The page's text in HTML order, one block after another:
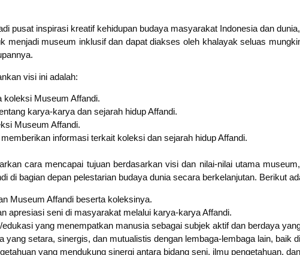
pusat inspirasi kreatif kehidupan budaya masyarakat Indonesia dan
menjadi museum inklusif dan dapat diakses oleh khalayak seluas
visi ini adalah:
koleksi Museum Affandi.
karya-karya dan sejarah hidup Affandi.
Museum Affandi.
informasi terkait koleksi dan sejarah hidup Affandi.
cara mencapai tujuan berdasarkan visi dan nilai-nilai utama
di bagian depan pelestarian budaya dunia secara berkelanjutan. Berikut
Museum Affandi beserta koleksinya.
apresiasi seni di masyarakat melalui karya-karya Affandi.
yang menempatkan manusia sebagai subjek aktif dan berdaya
yang setara, sinergis, dan mutualistis dengan lembaga-lembaga lain, baik
yang mendukung sinergi antara bidang seni, ilmu pengetahuan,